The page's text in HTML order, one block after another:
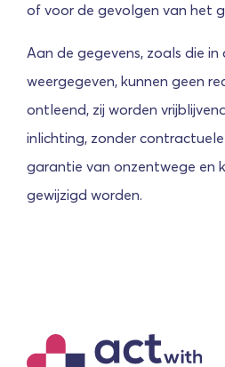
of voor de gevolgen van het
Aan de gegevens, zoals die in
weergegeven, kunnen geen
ontleend, zij worden
inlichting, zonder
garantie van onzentwege en
gewijzigd worden.